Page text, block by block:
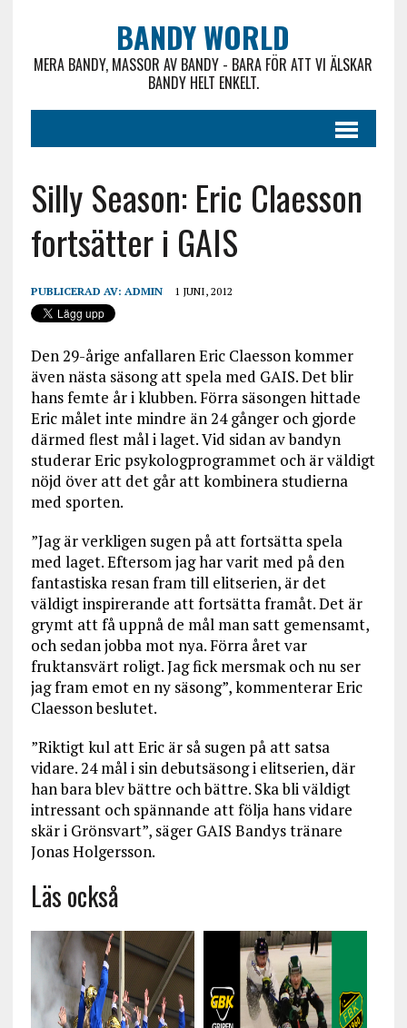
BANDY WORLD
MERA BANDY, MASSOR AV BANDY - BARA FÖR ATT VI ÄLSKAR
BANDY HELT ENKELT.
Silly Season: Eric Claesson
fortsätter i GAIS
PUBLICERAD AV: ADMIN 1 JUNI, 2012
Den 29-årige anfallaren Eric Claesson kommer
även nästa säsong att spela med GAIS. Det blir
hans femte år i klubben. Förra säsongen hittade
Eric målet inte mindre än 24 gånger och gjorde
därmed flest mål i laget. Vid sidan av bandyn
studerar Eric psykologprogrammet och är väldigt
nöjd över att det går att kombinera studierna
med sporten.
”Jag är verkligen sugen på att fortsätta spela
med laget. Eftersom jag har varit med på den
fantastiska resan fram till elitserien, är det
väldigt inspirerande att fortsätta framåt. Det är
grymt att få uppnå de mål man satt gemensamt,
och sedan jobba mot nya. Förra året var
fruktansvärt roligt. Jag fick mersmak och nu ser
jag fram emot en ny säsong”, kommenterar Eric
Claesson beslutet.
”Riktigt kul att Eric är så sugen på att satsa
vidare. 24 mål i sin debutsäsong i elitserien, där
han bara blev bättre och bättre. Ska bli väldigt
intressant och spännande att följa hans vidare
skär i Grönsvart”, säger GAIS Bandys tränare
Jonas Holgersson.
Läs också